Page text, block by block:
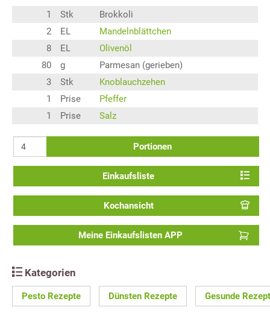
1 Stk
Brokkoli
2
EL
Mandelnblättchen
8
EL
Olivenöl
80
g
Parmesan (gerieben)
3
Stk
Knoblauchzehen
1
Prise
Pfeffer
1
Prise Salz
Portionen
Einkaufsliste
Kochansicht
Meine Einkaufslisten APP
Kategorien
Pesto Rezepte Dünsten Rezepte Gesunde